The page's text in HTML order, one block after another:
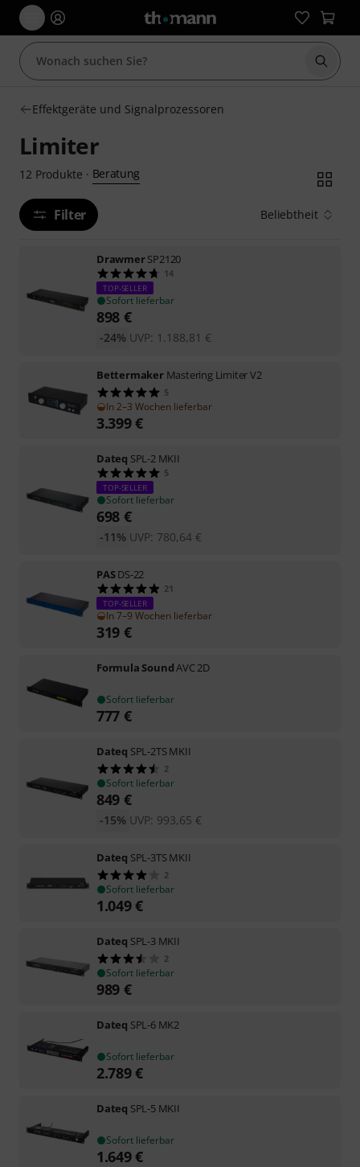
Suche
Effektgeräte und Signalprozessoren
Limiter
12 Produkte · Beratung
Filter Beliebtheit
DrawmerSP2120
14
TOP-SELLER
Sofort lieferbar
898 €
UVP: 1.188,81 €
-24%
Bettermaker Mastering Limiter V2
5
In 2–3 Wochen lieferbar
3.399€
Dateq SPL-2 MKII
5
TOP-SELLER
Sofort lieferbar
698 €
UVP: 780,64 €
-11%
PASDS-22
21
TOP-SELLER
In 7–9 Wochen lieferbar
319 €
Formula SoundAVC 2D
Sofort lieferbar
777 €
Dateq SPL-2TS MKII
2
Sofort lieferbar
849 €
UVP: 993,65 €
-15%
Dateq SPL-3TS MKII
2
Sofort lieferbar
1.049€
Dateq SPL-3 MKII
2
Sofort lieferbar
989 €
Dateq SPL-6 MK2
Sofort lieferbar
2.789€
Dateq SPL-5 MKII
Sofort lieferbar
1.649€